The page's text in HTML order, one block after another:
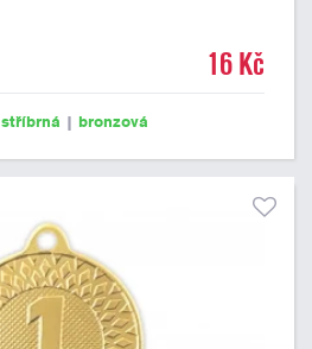
16 Kč
stříbrná | bronzová